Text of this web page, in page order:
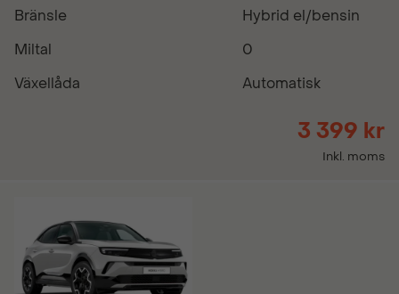
Bränsle
Hybrid el/bensin
Miltal
0
Växellåda
Automatisk
3 399 kr
Inkl. moms